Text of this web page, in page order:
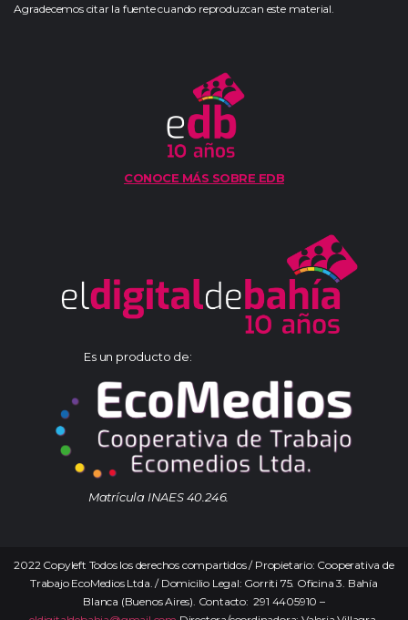
Agradecemos citar la fuente cuando reproduzcan este material.
CONOCE MÁS SOBRE EDB
Es un producto de:
Matrícula INAES 40.246.
2022 Copyleft Todos los derechos compartidos / Propietario: Cooperativa de
Trabajo EcoMedios Ltda. / Domicilio Legal: Gorriti 75. Oficina 3. Bahía
Blanca (Buenos Aires). Contacto: 291 4405910 –